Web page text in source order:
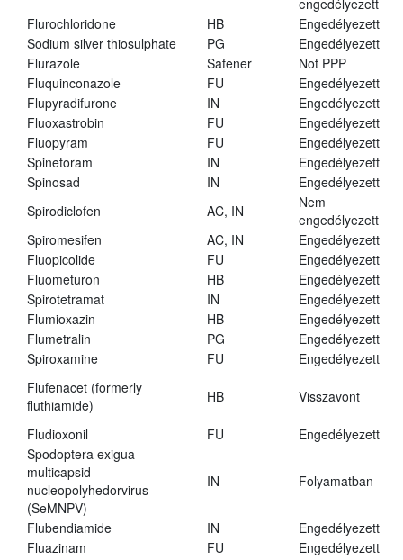
engedélyezett
Flurochloridone
HB
Engedélyezett
Sodium silver thiosulphate
PG
Engedélyezett
Flurazole
Safener
Not PPP
Fluquinconazole
FU
Engedélyezett
Flupyradifurone
IN
Engedélyezett
Fluoxastrobin
FU
Engedélyezett
Fluopyram
FU
Engedélyezett
Spinetoram
IN
Engedélyezett
Spinosad
IN
Engedélyezett
Spirodiclofen
AC, IN
Nem
engedélyezett
Spiromesifen
AC, IN
Engedélyezett
Fluopicolide
FU
Engedélyezett
Fluometuron
HB
Engedélyezett
Spirotetramat
IN
Engedélyezett
Flumioxazin
HB
Engedélyezett
Flumetralin
PG
Engedélyezett
Spiroxamine
FU
Engedélyezett
Flufenacet (formerly
fluthiamide)
HB Visszavont
Fludioxonil FU
Engedélyezett
Spodoptera exigua
multicapsid
nucleopolyhedorvirus
(SeMNPV)
IN Folyamatban
Flubendiamide IN
Engedélyezett
Fluazinam
FU
Engedélyezett